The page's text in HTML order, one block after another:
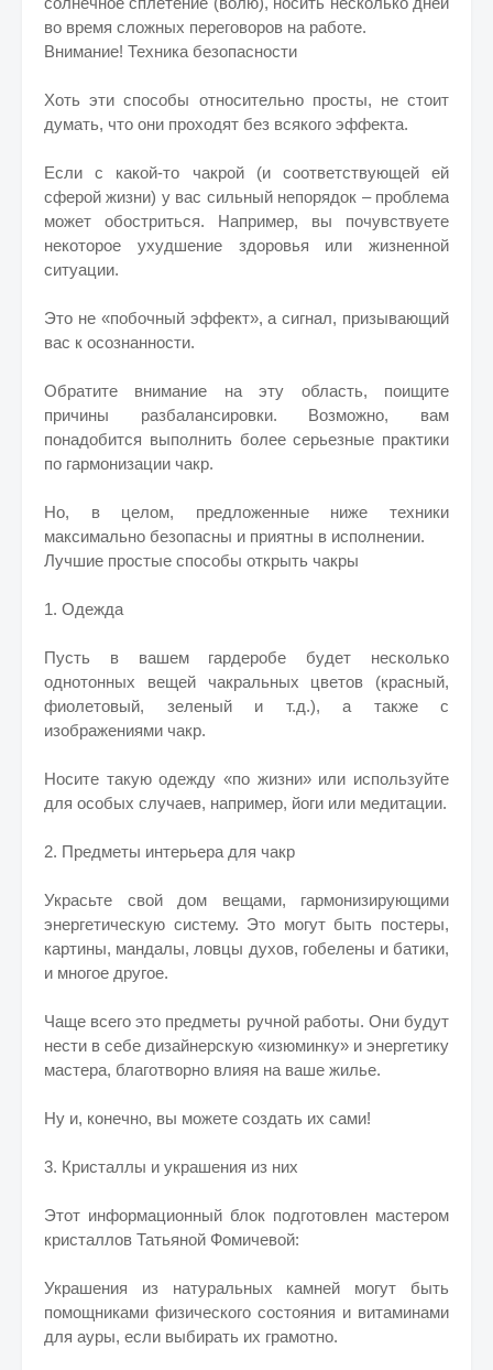
во время сложных переговоров на работе.
Внимание! Техника безопасности
Хоть эти способы относительно просты, не стоит
думать, что они проходят без всякого эффекта.
Если с какой-то чакрой (и соответствующей ей
сферой жизни) у вас сильный непорядок – проблема
может обостриться. Например, вы почувствуете
некоторое ухудшение здоровья или жизненной
ситуации.
Это не «побочный эффект», а сигнал, призывающий
вас к осознанности.
Обратите внимание на эту область, поищите
причины разбалансировки. Возможно, вам
понадобится выполнить более серьезные практики
по гармонизации чакр.
Но, в целом, предложенные ниже техники
максимально безопасны и приятны в исполнении.
Лучшие простые способы открыть чакры
1. Одежда
Пусть в вашем гардеробе будет несколько
однотонных вещей чакральных цветов (красный,
фиолетовый, зеленый и т.д.), а также с
изображениями чакр.
Носите такую одежду «по жизни» или используйте
для особых случаев, например, йоги или медитации.
2. Предметы интерьера для чакр
Украсьте свой дом вещами, гармонизирующими
энергетическую систему. Это могут быть постеры,
картины, мандалы, ловцы духов, гобелены и батики,
и многое другое.
Чаще всего это предметы ручной работы. Они будут
нести в себе дизайнерскую «изюминку» и энергетику
мастера, благотворно влияя на ваше жилье.
Ну и, конечно, вы можете создать их сами!
3. Кристаллы и украшения из них
Этот информационный блок подготовлен мастером
кристаллов Татьяной Фомичевой:
Украшения из натуральных камней могут быть
помощниками физического состояния и витаминами
для ауры, если выбирать их грамотно.